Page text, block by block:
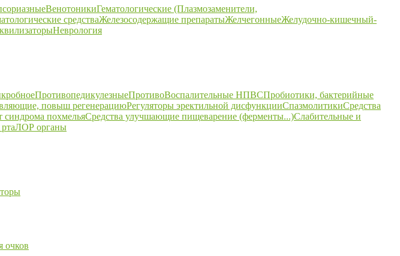
ВенотоникиГематологические (Плазмозаменители,
средстваЖелезосодержащие препаратыЖелчегонныеЖелудочно-кишечный-
Неврология
ПротивопедикулезныеПротивоВоспалительные НПВСПробиотики, бактерийные
повыш регенерациюРегуляторы эректильной дисфункцииСпазмолитикиСредства
синдрома похмельяСредства улучшающие пищеварение (ферменты...)Слабительные и
ЛОР органы
очков